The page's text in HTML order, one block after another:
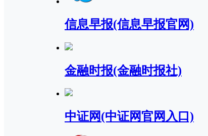
信息早报(信息早报官网)
金融时报(金融时报社)
中证网(中证网官网入口)